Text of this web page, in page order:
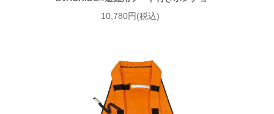
10,780円(税込)